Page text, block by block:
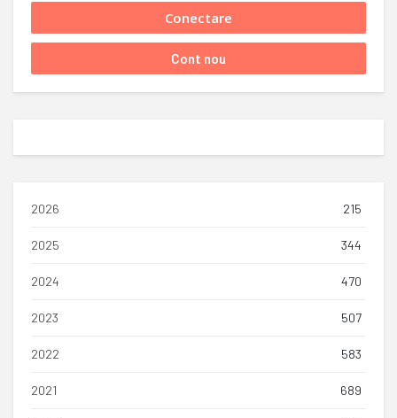
2026 215
2025 344
2024 470
2023 507
2022 583
2021 689